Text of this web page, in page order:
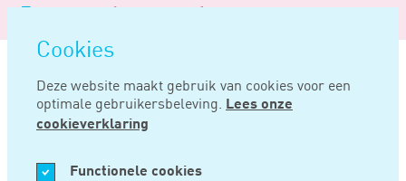
overslaan
Cookies
Deze website maakt gebruik van cookies voor een
optimale gebruikersbeleving. Lees onze
cookieverklaring
Functionele cookies
Logo
Noord
Negentig
Home Nieuws
JUL 13, 2020